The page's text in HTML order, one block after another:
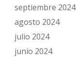
septiembre 2024
agosto 2024
julio 2024
junio 2024